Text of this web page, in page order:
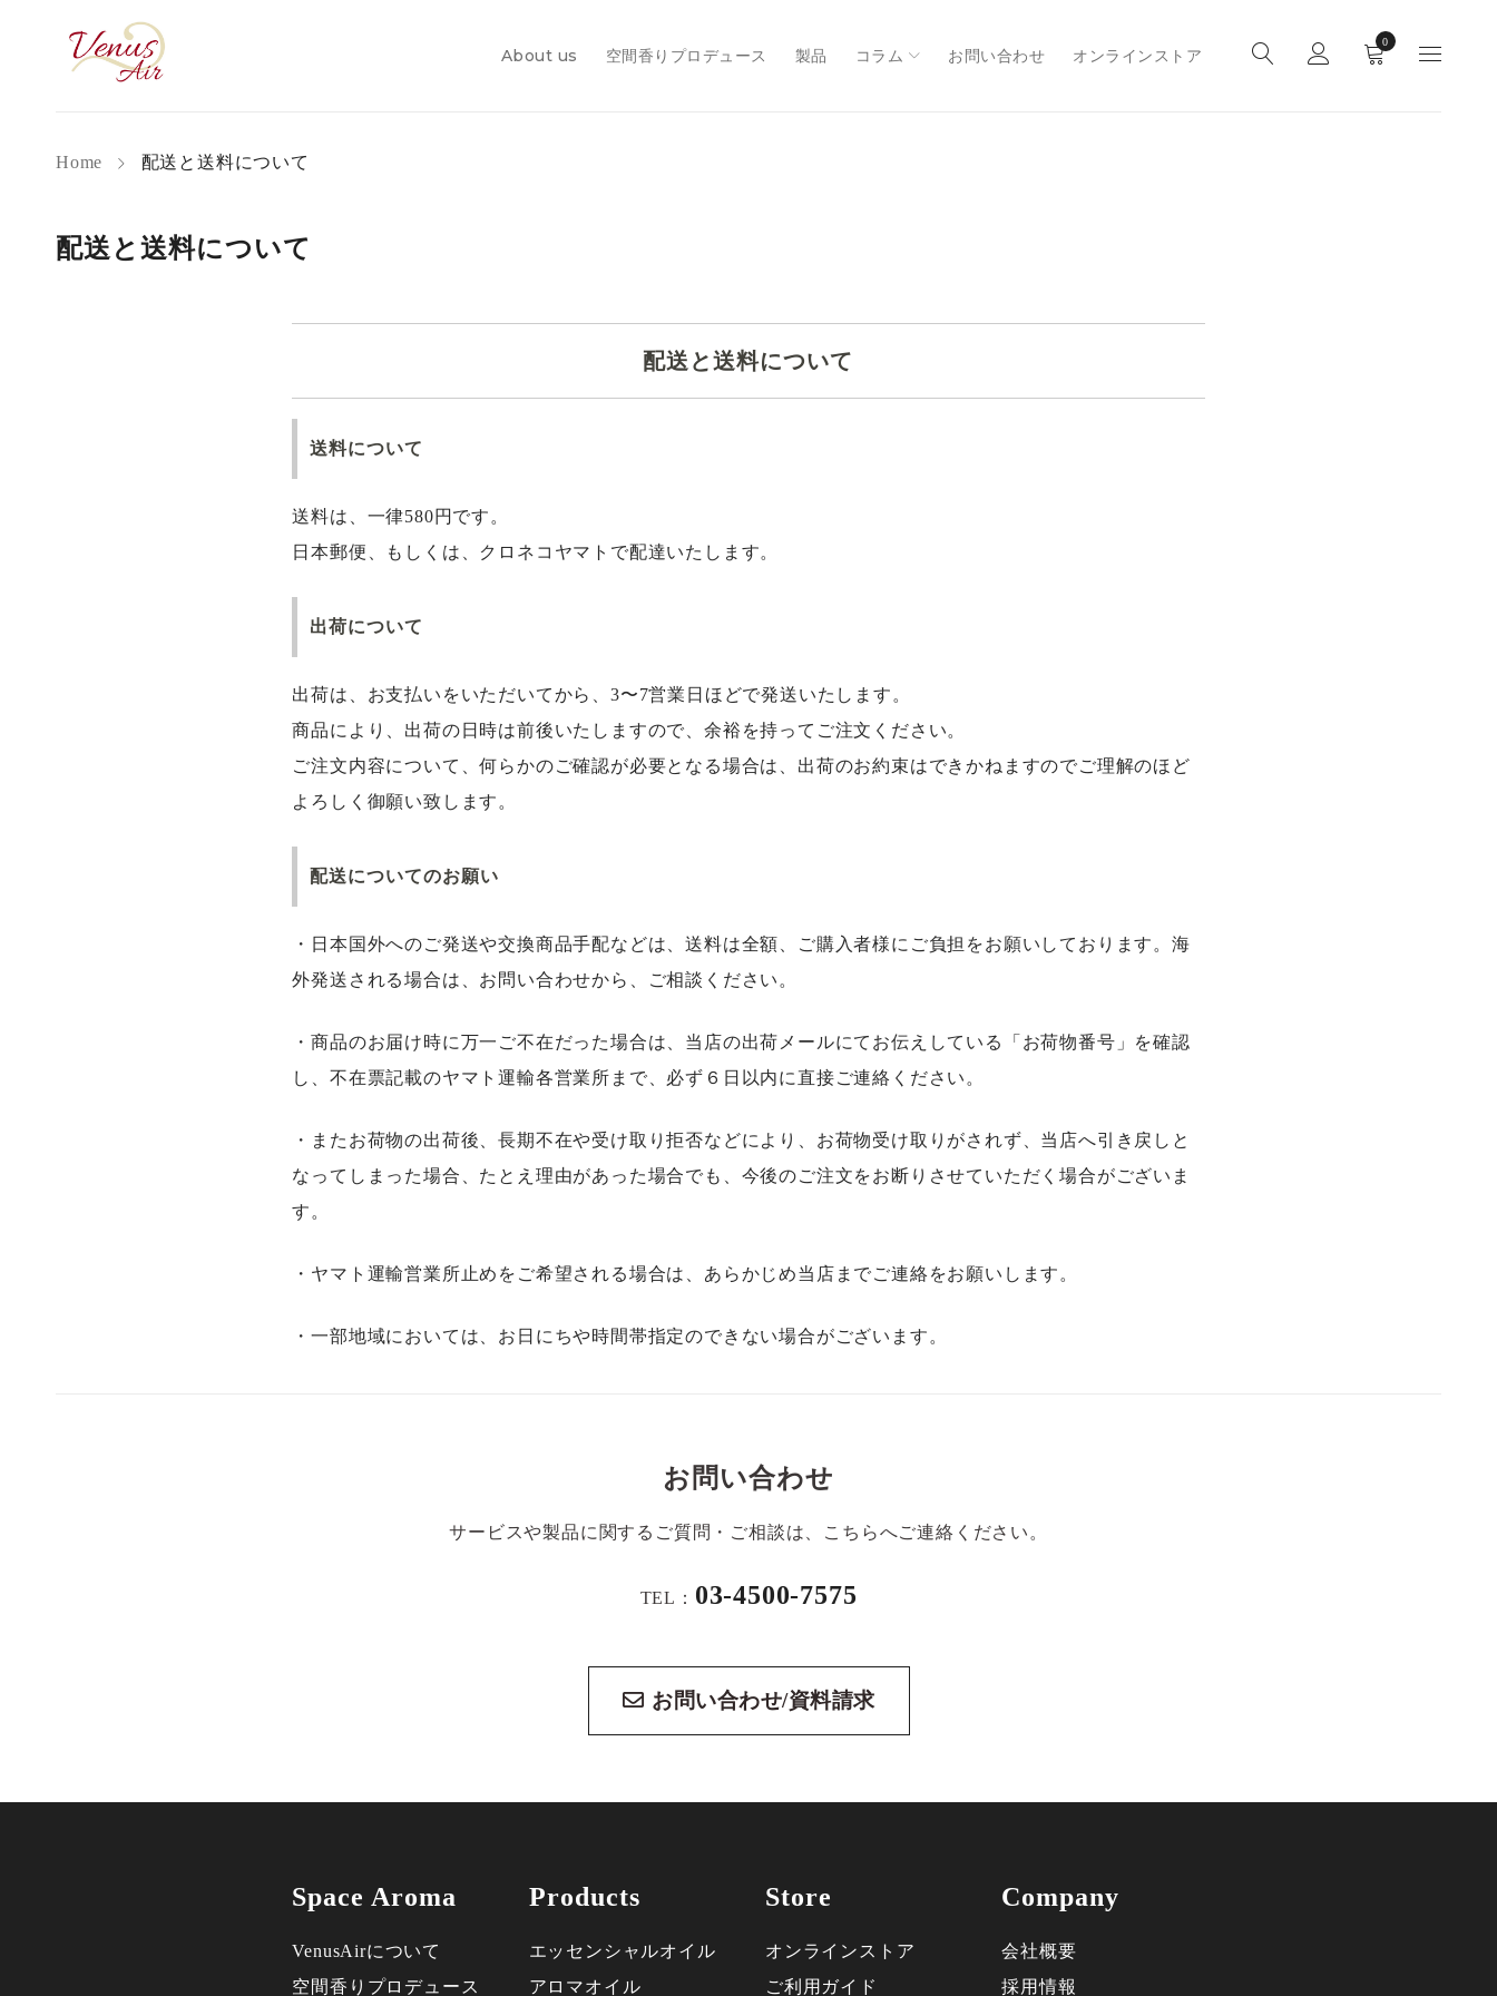
About us 空間香りプロデュース 製品 コラム お問い合わせ オンラインストア
0
Home 配送と送料について
配送と送料について
配送と送料について
送料について
送料は、一律580円です。
日本郵便、もしくは、クロネコヤマトで配達いたします。
出荷について
出荷は、お支払いをいただいてから、3〜7営業日ほどで発送いたします。
商品により、出荷の日時は前後いたしますので、余裕を持ってご注文ください。
ご注文内容について、何らかのご確認が必要となる場合は、出荷のお約束はできかねますのでご理解のほど
よろしく御願い致します。
配送についてのお願い
・日本国外へのご発送や交換商品手配などは、送料は全額、ご購入者様にご負担をお願いしております。海
外発送される場合は、お問い合わせから、ご相談ください。
・商品のお届け時に万一ご不在だった場合は、当店の出荷メールにてお伝えしている「お荷物番号」を確認
し、不在票記載のヤマト運輸各営業所まで、必ず６日以内に直接ご連絡ください。
・またお荷物の出荷後、長期不在や受け取り拒否などにより、お荷物受け取りがされず、当店へ引き戻しと
なってしまった場合、たとえ理由があった場合でも、今後のご注文をお断りさせていただく場合がございま
す。
・ヤマト運輸営業所止めをご希望される場合は、あらかじめ当店までご連絡をお願いします。
・一部地域においては、お日にちや時間帯指定のできない場合がございます。
お問い合わせ
サービスや製品に関する ご質問・ご相談は、こちらへご連絡ください。
TEL： 03-4500-7575
お問い合わせ/資料請求
Space Aroma
VenusAirについて
空間香りプロデュース
Products
エッセンシャルオイル
アロマオイル
Store
オンラインストア
ご利用ガイド
Company
会社概要
採用情報